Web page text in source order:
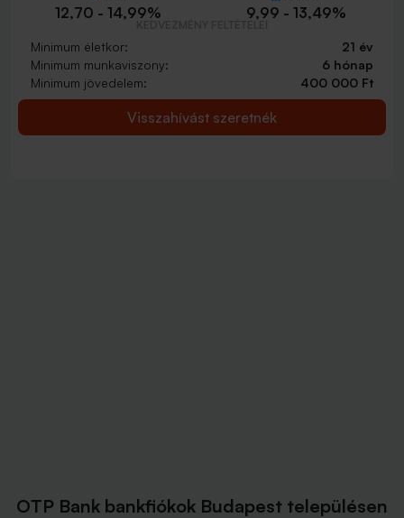
12,70 - 14,99% 9,99 - 13,49%
Minimum életkor:
21 év
Minimum munkaviszony:
6 hónap
Minimum jövedelem:
400 000 Ft
Visszahívást szeretnék
OTP Bank bankfiókok Budapest településen